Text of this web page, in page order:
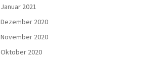
Januar 2021
Dezember 2020
November 2020
Oktober 2020